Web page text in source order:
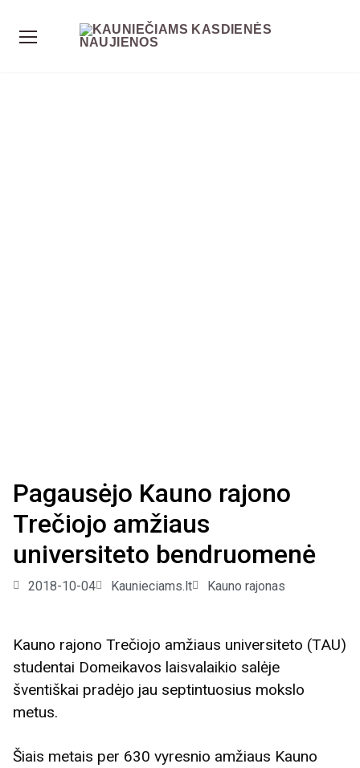
Pagausėjo Kauno rajono
Trečiojo amžiaus
universiteto bendruomenė
2018-10-04 Kaunieciams.lt Kauno rajonas
Kauno rajono Trečiojo amžiaus universiteto (TAU)
studentai Domeikavos laisvalaikio salėje
šventiškai pradėjo jau septintuosius mokslo
metus.
Šiais metais per 630 vyresnio amžiaus Kauno